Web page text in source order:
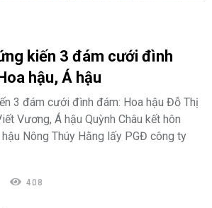
kiến 3 đám cưới đình
hậu, Á hậu
3 đám cưới đình đám: Hoa hậu Đỗ Thị
Vương, Á hậu Quỳnh Châu kết hôn
hậu Nông Thúy Hằng lấy PGĐ công ty
408